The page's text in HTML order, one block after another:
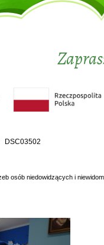
DSC03502
osób niedowidzących i